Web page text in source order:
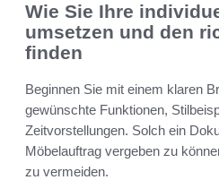
Wie Sie Ihre
umsetzen und den
finden
Beginnen Sie mit einem klaren
gewünschte Funktionen,
Zeitvorstellungen. Solch ein
Möbelauftrag vergeben zu
zu vermeiden.